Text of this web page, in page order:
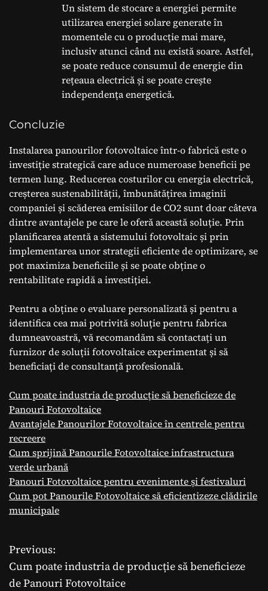
Un sistem de stocare a energiei permite
utilizarea energiei solare generate în
momentele cu o producție mai mare,
inclusiv atunci când nu există soare. Astfel,
se poate reduce consumul de energie din
rețeaua electrică și se poate crește
independența energetică.
Concluzie
Instalarea panourilor fotovoltaice într-o fabrică este o
investiție strategică care aduce numeroase beneficii pe
termen lung. Reducerea costurilor cu energia electrică,
creșterea sustenabilității, îmbunătățirea imaginii
companiei și scăderea emisiilor de CO2 sunt doar câteva
dintre avantajele pe care le oferă această soluție. Prin
planificarea atentă a sistemului fotovoltaic și prin
implementarea unor strategii eficiente de optimizare, se
pot maximiza beneficiile și se poate obține o
rentabilitate rapidă a investiției.
Pentru a obține o evaluare personalizată și pentru a
identifica cea mai potrivită soluție pentru fabrica
dumneavoastră, vă recomandăm să contactați un
furnizor de soluții fotovoltaice experimentat și să
beneficiați de consultanță profesională.
Cum poate industria de producție să beneficieze de
Panouri Fotovoltaice
Avantajele Panourilor Fotovoltaice în centrele pentru
recreere
Cum sprijină Panourile Fotovoltaice infrastructura
verde urbană
Panouri Fotovoltaice pentru evenimente și festivaluri
Cum pot Panourile Fotovoltaice să eficientizeze clădirile
municipale
N
a
Previous:
Cum poate industria de producție să beneficieze
de Panouri Fotovoltaice